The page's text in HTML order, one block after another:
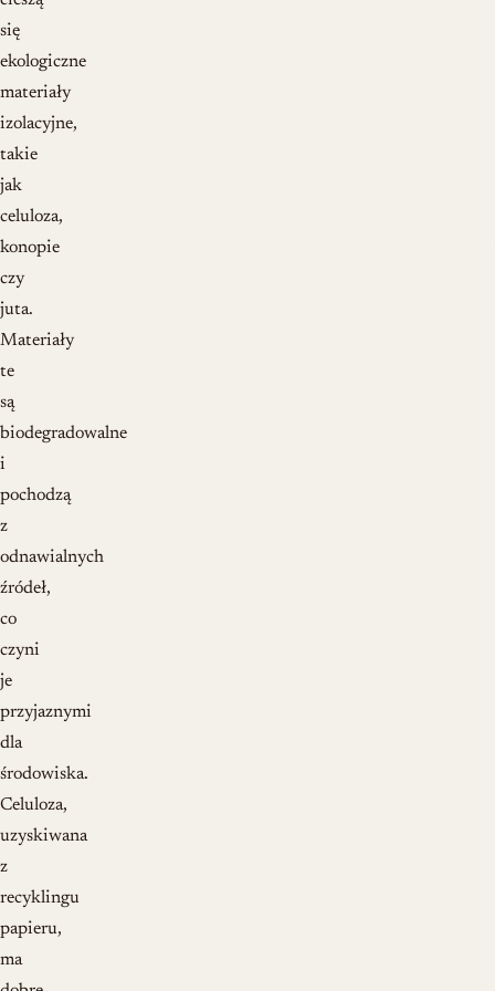
się
ekologiczne
materiały
izolacyjne,
takie
jak
celuloza,
konopie
czy
juta.
Materiały
te
są
biodegradowalne
i
pochodzą
z
odnawialnych
źródeł,
co
czyni
je
przyjaznymi
dla
środowiska.
Celuloza,
uzyskiwana
z
recyklingu
papieru,
ma